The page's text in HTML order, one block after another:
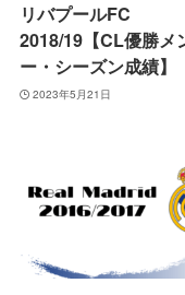
リバプールFC
2018/19【CL優勝メ
ー・シーズン成績】
2023年5月21日